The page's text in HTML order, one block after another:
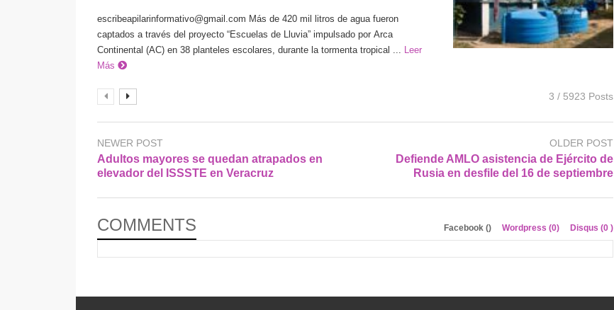
escribeapilarinformativo@gmail.com Más de 420 mil litros de agua fueron
captados a través del proyecto “Escuelas de Lluvia” impulsado por Arca
Continental (AC) en 38 planteles escolares, durante la tormenta tropical ...
Leer
Más
3 / 5923 Posts
NEWER POST
Adultos mayores se quedan atrapados en
elevador del ISSSTE en Veracruz
OLDER POST
Defiende AMLO asistencia de Ejército de
Rusia en desfile del 16 de septiembre
COMMENTS Facebook () Wordpress (0) Disqus (0 )